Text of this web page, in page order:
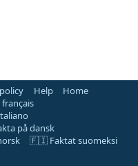
Help
Home
på dansk
🇫🇮 Faktat suomeksi